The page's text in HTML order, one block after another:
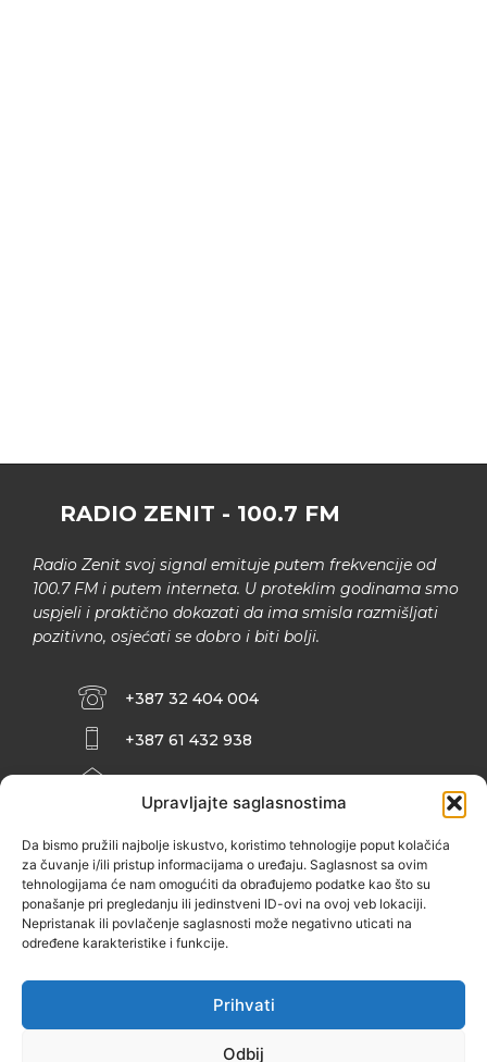
Upravljajte saglasnostima
Da bismo pružili najbolje iskustvo, koristimo tehnologije poput kolačića
za čuvanje i/ili pristup informacijama o uređaju. Saglasnost sa ovim
tehnologijama će nam omogućiti da obrađujemo podatke kao što su
ponašanje pri pregledanju ili jedinstveni ID-ovi na ovoj veb lokaciji.
Nepristanak ili povlačenje saglasnosti može negativno uticati na
određene karakteristike i funkcije.
Prihvati
Odbij
RADIO ZENIT - 100.7 FM
Radio Zenit svoj signal emituje putem frekvencije od
100.7 FM i putem interneta. U proteklim godinama smo
uspjeli i praktično dokazati da ima smisla razmišljati
pozitivno, osjećati se dobro i biti bolji.
+387 32 404 004
+387 61 432 938
INFO@ZENIT.BA
ZENIČANKA, 3. SPRAT), 72000 ZENICA